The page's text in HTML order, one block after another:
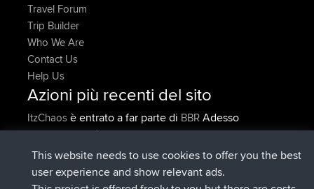
Travel Forum
Trip Builder
Who We Are
Contact Us
Help Us
Azioni più recenti del sito
ItzChaosè entrato a far parte di BBRAdesso
denerocharlesè entrato a far parte diBBR9 hrs fa
TheMagusè entrato a far parte diBBR9 hrs, 5 min fa
popovazariè entrato a far parte diBBR9 hrs, 10 min
fa
This website needs to use cookies to offer you the best
user experience and show relevant ads.